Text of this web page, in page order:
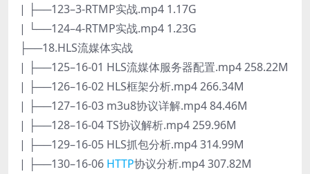
| ├──123–3-RTMP实战.mp4 1.17G
| └──124–4-RTMP实战.mp4 1.23G
├──18.HLS流媒体实战
| ├──125–16-01 HLS流媒体服务器配置.mp4 258.22M
| ├──126–16-02 HLS框架分析.mp4 266.34M
| ├──127–16-03 m3u8协议详解.mp4 84.46M
| ├──128–16-04 TS协议解析.mp4 259.96M
| ├──129–16-05 HLS抓包分析.mp4 314.99M
| ├──130–16-06 HTTP协议分析.mp4 307.82M